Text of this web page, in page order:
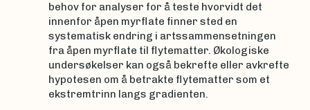
behov for analyser for å teste hvorvidt det
innenfor åpen myrflate finner sted en
systematisk endring i artssammensetningen
fra åpen myrflate til flytematter. Økologiske
undersøkelser kan også bekrefte eller avkrefte
hypotesen om å betrakte flytematter som et
ekstremtrinn langs gradienten.